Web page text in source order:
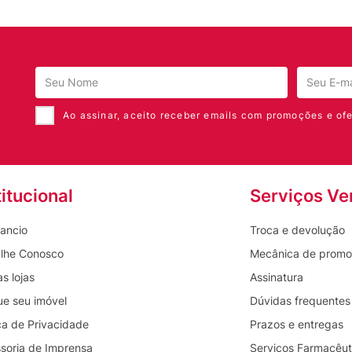
glicólico, mandélico, salicílico e fítico que
da hidratação e auxilia na estimulação da
tamanho dos poros.
natural.
na rotina noturna, ou pela manhã de acordo
palma da mão e espalhe uniformemente sobre
Ao assinar, aceito receber emails com promoções e
Conosco
lojas
seu imóvel
de Privacidade
de Imprensa
Serviços
Troca e devolução
Mecânica de
Assinatura
Dúvidas frequentes
Prazos e entregas
Serviços